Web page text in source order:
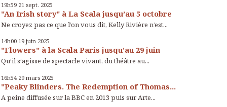
19h59 21 sept. 2025
"An Irish story" à La Scala jusqu’au 5 octobre
Ne croyez pas ce que l’on vous dit, Kelly Rivière n’est...
14h00 19 juin 2025
"Flowers" à la Scala Paris jusqu'au 29 juin
Qu’il s’agisse de spectacle vivant, du théâtre au...
16h54 29 mars 2025
"Peaky Blinders. The Redemption of Thomas...
A peine diffusée sur la BBC en 2013 puis sur Arte...